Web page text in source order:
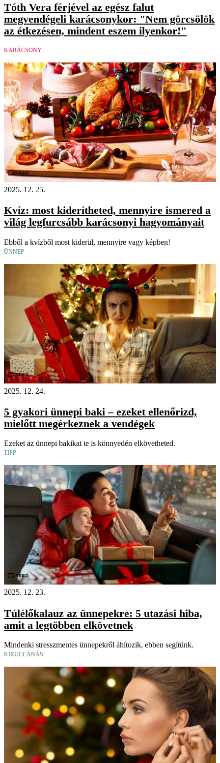
Tóth Vera férjével az egész falut
megvendégeli karácsonykor: "Nem görcsölök
az étkezésen, mindent eszem ilyenkor!"
KARÁCSONY
Videó
2025. 12. 25.
Kvíz: most kiderítheted, mennyire ismered a
világ legfurcsább karácsonyi hagyományait
Ebből a kvízből most kiderül, mennyire vagy képben!
ÜNNEP
Videó
2025. 12. 24.
5 gyakori ünnepi baki – ezeket ellenőrizd,
mielőtt megérkeznek a vendégek
Ezeket az ünnepi bakikat te is könnyedén elkövetheted.
TIPP
Videó
2025. 12. 23.
Túlélőkalauz az ünnepekre: 5 utazási hiba,
amit a legtöbben elkövetnek
Mindenki stresszmentes ünnepekről áhítozik, ebben segítünk.
KIRUCCANÁS